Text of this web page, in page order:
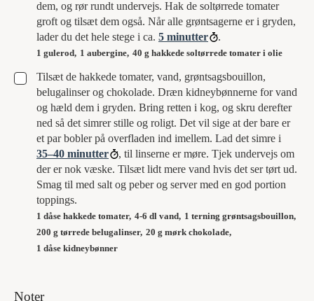
dem, og rør rundt undervejs. Hak de soltørrede tomater
groft og tilsæt dem også. Når alle grøntsagerne er i gryden,
lader du det hele stege i ca. 5 minutter .
1 gulerod, 1 aubergine, 40 g hakkede soltørrede tomater i olie
▢
Tilsæt de hakkede tomater, vand, grøntsagsbouillon,
belugalinser og chokolade. Dræn kidneybønnerne for vand
og hæld dem i gryden. Bring retten i kog, og skru derefter
ned så det simrer stille og roligt. Det vil sige at der bare er
et par bobler på overfladen ind imellem. Lad det simre i
35–40 minutter
, til linserne er møre. Tjek undervejs om
der er nok væske. Tilsæt lidt mere vand hvis det ser tørt ud.
Smag til med salt og peber og server med en god portion
toppings.
1 dåse hakkede tomater, 4-6 dl vand, 1 terning grøntsagsbouillon,
200 g tørrede belugalinser, 20 g mørk chokolade,
1 dåse kidneybønner
Noter